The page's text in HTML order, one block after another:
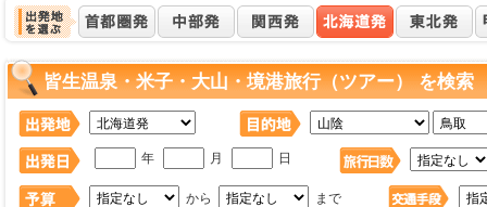
皆生温泉・米子・大山・境港旅行（ツアー） を検索
年 月 日
から まで